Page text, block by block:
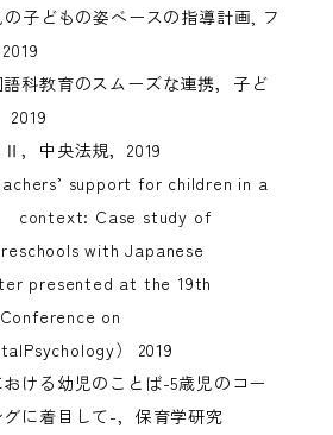
の子どもの姿ベースの指導計画, フ
科教育のスムーズな連携，子ど
2019
，中央法規，2019
support for children in a
context: Case study of
with Japanese
presented at the 19th
Conference on
） 2019
ける幼児のことば-5歳児のコー
グに着目して-，保育学研究